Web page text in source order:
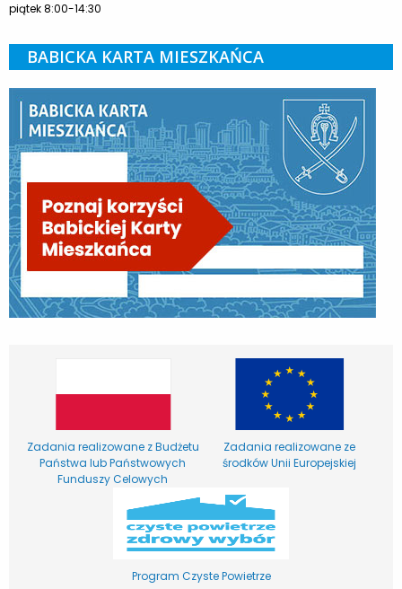
piątek 8:00-14:30
BABICKA KARTA MIESZKAŃCA
Zadania realizowane z Budżetu
Państwa lub Państwowych
Funduszy Celowych
Zadania realizowane ze
środków Unii Europejskiej
Program Czyste Powietrze